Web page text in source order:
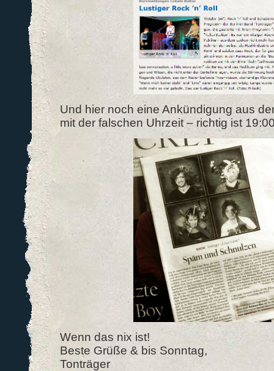
Und hier noch eine Ankündigung aus
mit der falschen Uhrzeit – richtig ist
Wenn das nix ist!
Beste Grüße & bis Sonntag,
Tonträger